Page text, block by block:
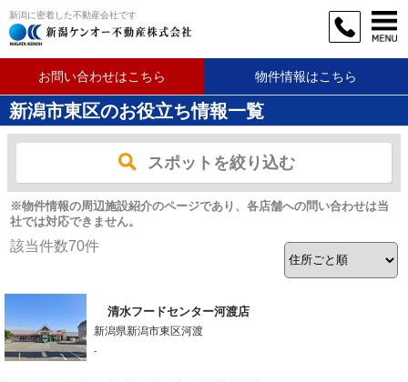
新潟に密着した不動産会社です
お問い合わせはこちら 物件情報はこちら
新潟市東区のお役立ち情報一覧
スポットを絞り込む
※物件情報の周辺施設紹介のページであり、各店舗への問い合わせは当
社では対応できません。
該当件数70件
清水フードセンター河渡店
新潟県新潟市東区河渡
-